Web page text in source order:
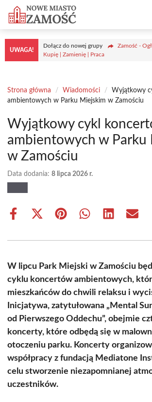
Przejdź
treści
UWAGA!
Dołącz do nowej grupy
Zamość -
Kupię | Zamienię | Praca
Strona główna / Wiadomości /
Wyjątkowy
ambientowych w Parku Miejskim w Zamościu
Wyjątkowy cykl
ambientowych w Parku
w Zamościu
Data dodania: 8 lipca 2026 r.
Share
Share
(Twitter)
Share Share Share Share
W lipcu Park Miejski w Zamościu
cyklu koncertów ambientowych,
mieszkańców do chwili relaksu i
Inicjatywa, zatytułowana „Mental
od Pierwszego Oddechu”, obejmie
koncerty, które odbędą się w
otoczeniu parku. Koncerty
współpracy z fundacją Mediatone
celu stworzenie niezapomnianej
uczestników.